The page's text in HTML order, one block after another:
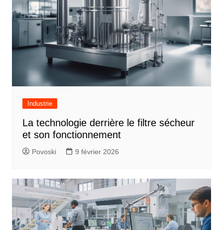
Industrie
La technologie derrière le filtre sécheur
et son fonctionnement
Povoski 9 février 2026